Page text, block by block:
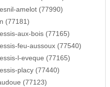
amelot (77990)
(77181)
aux-bois (77165)
feu-aussoux (77540)
l-eveque (77165)
placy (77440)
(77123)